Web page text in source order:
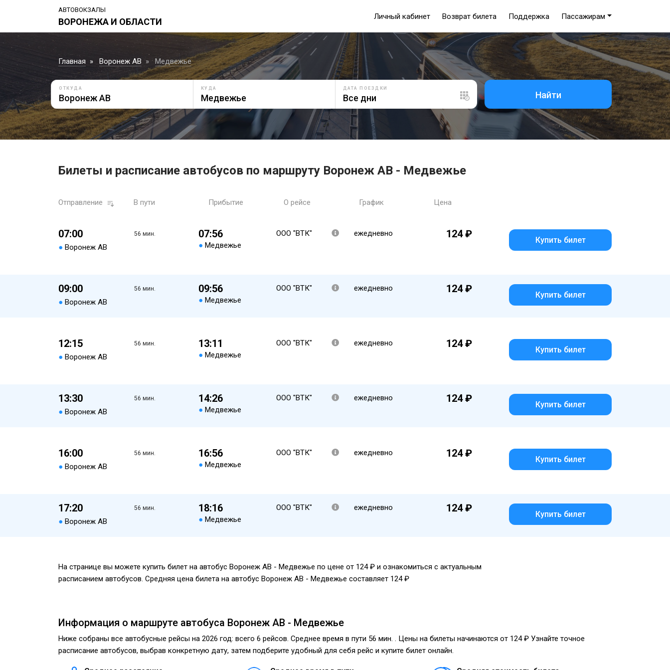
АВТОВОКЗАЛЫ
ВОРОНЕЖА И ОБЛАСТИ
Личный кабинет Возврат билета Поддержка Пассажирам
Главная Воронеж АВ Медвежье
ОТКУДА КУДА ДАТА ПОЕЗДКИ
Найти
Билеты и расписание автобусов по маршруту Воронеж АВ - Медвежье
Отправление В пути Прибытие О рейсе График Цена
07:00
● Воронеж АВ
56 мин. 07:56
● Медвежье
ООО "ВТК" ежедневно 124 ₽
Купить билет
09:00
● Воронеж АВ
56 мин. 09:56
● Медвежье
ООО "ВТК" ежедневно 124 ₽
Купить билет
12:15
● Воронеж АВ
56 мин. 13:11
● Медвежье
ООО "ВТК" ежедневно 124 ₽
Купить билет
13:30
● Воронеж АВ
56 мин. 14:26
● Медвежье
ООО "ВТК" ежедневно 124 ₽
Купить билет
16:00
● Воронеж АВ
56 мин. 16:56
● Медвежье
ООО "ВТК" ежедневно 124 ₽
Купить билет
17:20
● Воронеж АВ
56 мин. 18:16
● Медвежье
ООО "ВТК" ежедневно 124 ₽
Купить билет
На странице вы можете купить билет на автобус Воронеж АВ - Медвежье по цене от 124 ₽ и ознакомиться с актуальным
расписанием автобусов. Средняя цена билета на автобус Воронеж АВ - Медвежье составляет 124 ₽
Информация о маршруте автобуса Воронеж АВ - Медвежье
Ниже собраны все автобусные рейсы на 2026 год: всего 6 рейсов. Среднее время в пути 56 мин. . Цены на билеты начинаются от 124 ₽ Узнайте точное
расписание автобусов, выбрав конкретную дату, затем подберите удобный для себя рейс и купите билет онлайн.